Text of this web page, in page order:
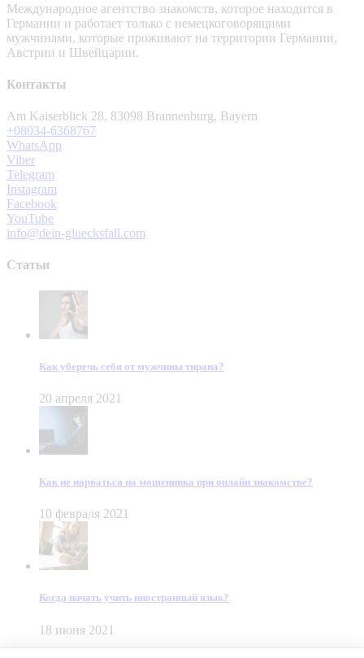
Международное агентство знакомств, которое находится в
Германии и работает только с немецкоговорящими
мужчинами, которые проживают на территории Германии,
Австрии и Швейцарии.
Контакты
Am Kaiserblick 28, 83098 Brannenburg, Bayern
+08034-6368767
WhatsApp
Viber
Telegram
Instagram
Facebook
YouTube
info@dein-gluecksfall.com
Статьи
Как уберечь себя от мужчины тирана?
20 апреля 2021
Как не нарваться на мошенника при онлайн знакомстве?
10 февраля 2021
Когда начать учить иностранный язык?
18 июня 2021